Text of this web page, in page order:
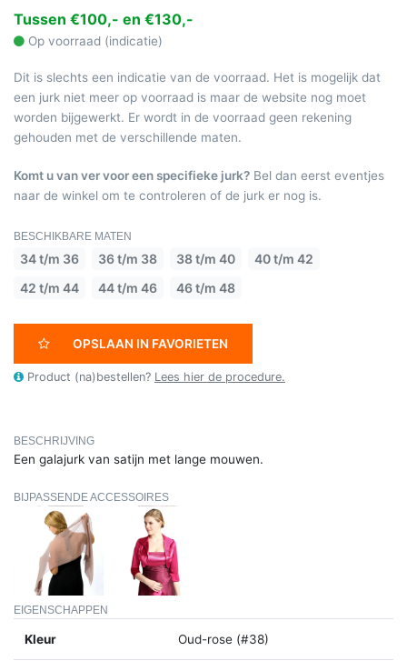
Tussen €100,- en €130,-
Op voorraad (indicatie)
Dit is slechts een indicatie van de voorraad. Het is mogelijk dat
een jurk niet meer op voorraad is maar de website nog moet
worden bijgewerkt. Er wordt in de voorraad geen rekening
gehouden met de verschillende maten.
Komt u van ver voor een specifieke jurk? Bel dan eerst eventjes
naar de winkel om te controleren of de jurk er nog is.
BESCHIKBARE MATEN
34 t/m 36 36 t/m 38 38 t/m 40
40 t/m 42
42 t/m 44
44 t/m 46 46 t/m 48
OPSLAAN IN FAVORIETEN
Product (na)bestellen? Lees hier de procedure.
BESCHRIJVING
Een galajurk van satijn met lange mouwen.
BIJPASSENDE ACCESSOIRES
EIGENSCHAPPEN
Kleur Oud-rose (#38)